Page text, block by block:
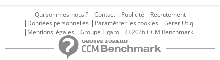
Qui sommes-nous ? Contact Publicité
Recrutement
Données personnelles
Paramétrer les cookies
Gérer Utiq
Mentions légales
Groupe Figaro © 2026 CCM Benchmark